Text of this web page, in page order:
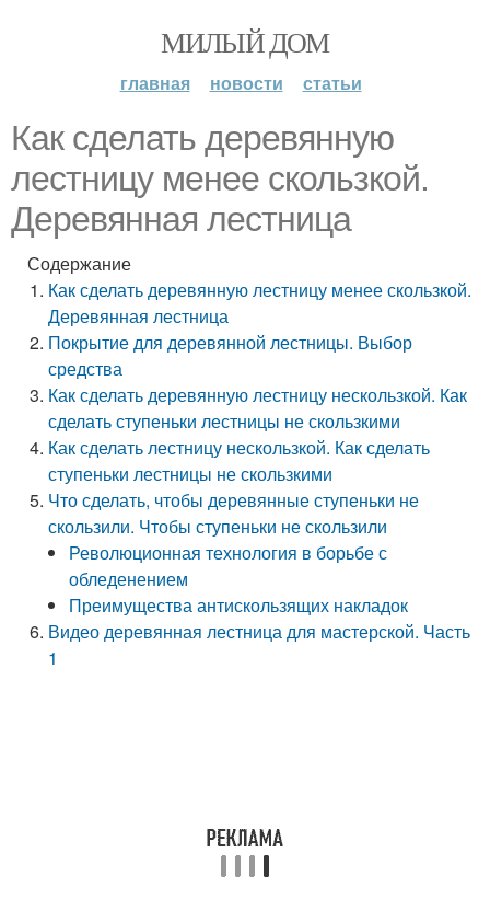
МИЛЫЙ ДОМ
главная новости статьи
Как сделать деревянную
лестницу менее скользкой.
Деревянная лестница
Содержание
Как сделать деревянную лестницу менее скользкой.
Деревянная лестница
Покрытие для деревянной лестницы. Выбор
средства
Как сделать деревянную лестницу нескользкой. Как
сделать ступеньки лестницы не скользкими
Как сделать лестницу нескользкой. Как сделать
ступеньки лестницы не скользкими
Что сделать, чтобы деревянные ступеньки не
скользили. Чтобы ступеньки не скользили
Революционная технология в борьбе с
обледенением
Преимущества антискользящих накладок
Видео деревянная лестница для мастерской. Часть
1